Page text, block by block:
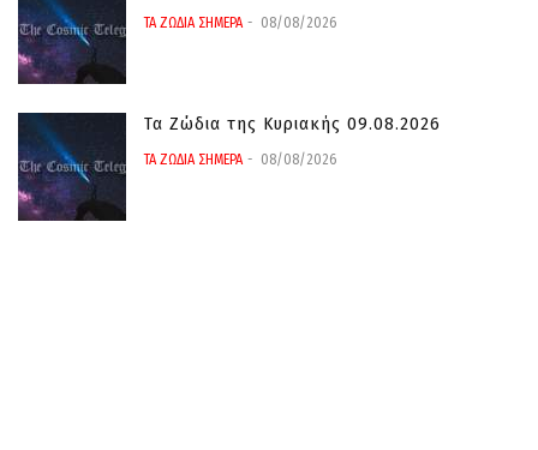
ΤΑ ΖΩΔΙΑ ΣΗΜΕΡΑ 08/08/2026
Τα Ζώδια της Κυριακής 09.08.2026
ΤΑ ΖΩΔΙΑ ΣΗΜΕΡΑ 08/08/2026